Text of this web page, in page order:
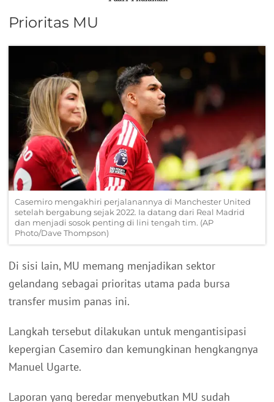
Prioritas MU
Casemiro mengakhiri perjalanannya di Manchester United
setelah bergabung sejak 2022. Ia datang dari Real Madrid
dan menjadi sosok penting di lini tengah tim. (AP
Photo/Dave Thompson)
Di sisi lain, MU memang menjadikan sektor
gelandang sebagai prioritas utama pada bursa
transfer musim panas ini.
Langkah tersebut dilakukan untuk mengantisipasi
kepergian Casemiro dan kemungkinan hengkangnya
Manuel Ugarte.
Laporan yang beredar menyebutkan MU sudah